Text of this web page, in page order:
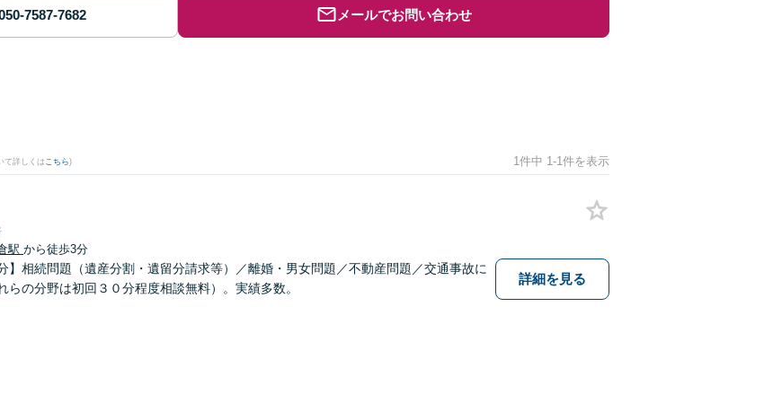
メールでお問い合わせ
て詳しくはこちら) 1件中 1-1件を表示
駅 から徒歩3分
】相続問題（遺産分割・遺留分請求等）／離婚・男女問題／不動産問題／交通事故に
らの分野は初回３０分程度相談無料）。実績多数。
詳細を見る